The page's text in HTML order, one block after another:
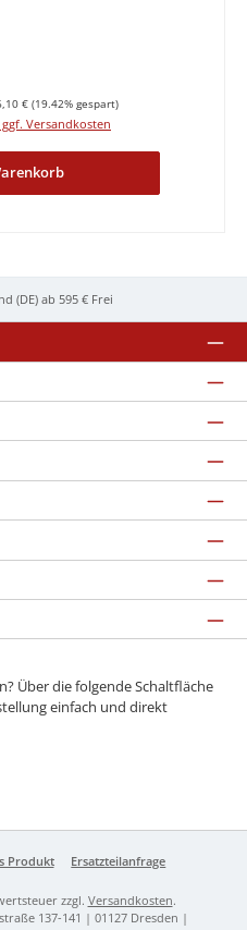
€ (19.42% gespart)
Versandkosten
(DE) ab 595 € Frei
Über die folgende Schaltfläche
einfach und direkt
Produkt Ersatzteilanfrage
zzgl. Versandkosten.
137-141 | 01127 Dresden |